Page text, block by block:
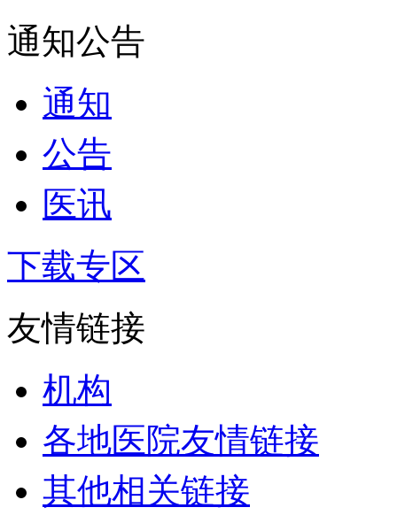
通知公告
通知
公告
医讯
下载专区
友情链接
机构
各地医院友情链接
其他相关链接